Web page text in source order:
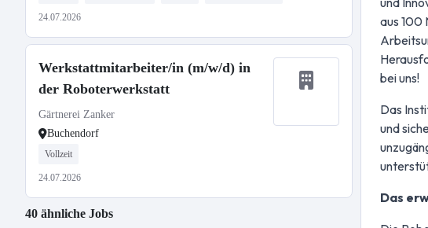
24.07.2026
Werkstattmitarbeiter/in (m/w/d) in
der Roboterwerkstatt
Gärtnerei Zanker
Buchendorf
Vollzeit
24.07.2026
40 ähnliche Jobs